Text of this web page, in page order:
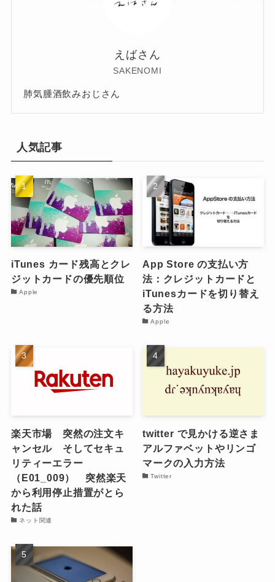
えばさん
SAKENOMI
肺気腫酒飲みおじさん
人気記事
iTunes カード残高とクレ
ジットカードの優先順位
Apple
App Store の支払い方
法：クレジットカードと
iTunesカードを切り替え
る方法
Apple
楽天市場 突然の注文キ
ャンセル そしてセキュ
リティーエラー
（E01_009） 突然楽天
から利用停止措置がとら
れた話
ネット関連
twitter で見かける逆さま
アルファベットやリンゴ
マークの入力方法
Twitter